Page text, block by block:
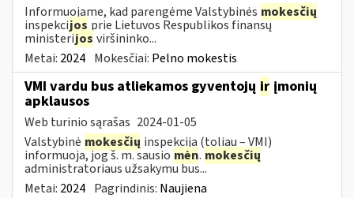
Informuojame, kad parengėme Valstybinės mokesčių
inspekcijos prie Lietuvos Respublikos finansų
ministerijos viršininko...
Metai: 2024 Mokesčiai: Pelno mokestis
VMI vardu bus atliekamos gyventojų ir įmonių
apklausos
Web turinio sąrašas 2024-01-05
Valstybinė mokesčių inspekcija (toliau – VMI)
informuoja, jog š. m. sausio mėn. mokesčių
administratoriaus užsakymu bus...
Metai: 2024 Pagrindinis: Naujiena